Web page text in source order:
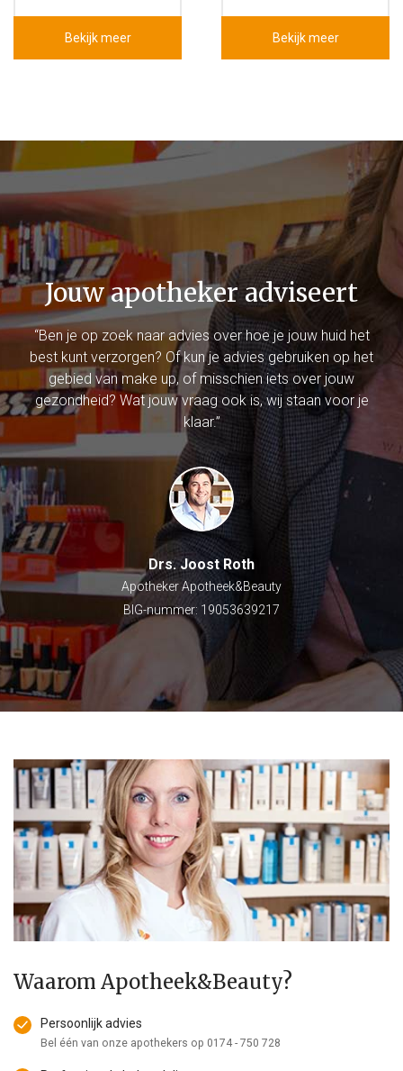
Bekijk meer Bekijk meer
Jouw apotheker adviseert
“Ben je op zoek naar advies over hoe je jouw huid het
best kunt verzorgen? Of kun je advies gebruiken op het
gebied van make up, of misschien iets over jouw
gezondheid? Wat jouw vraag ook is, wij staan voor je
klaar.”
Drs. Joost Roth
Apotheker Apotheek&Beauty
BIG-nummer: 19053639217
Waarom Apotheek&Beauty?
Persoonlijk advies
Bel één van onze apothekers op 0174 - 750 728